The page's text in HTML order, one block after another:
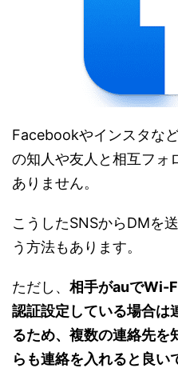
Facebookやインスタな
の知人や友人と相互フォ
ありません。
こうしたSNSからDMを
う方法もあります。
ただし、 相手がauでWi-
認証設定している場合は
るため、複数の連絡先を
らも連絡を入れると良い